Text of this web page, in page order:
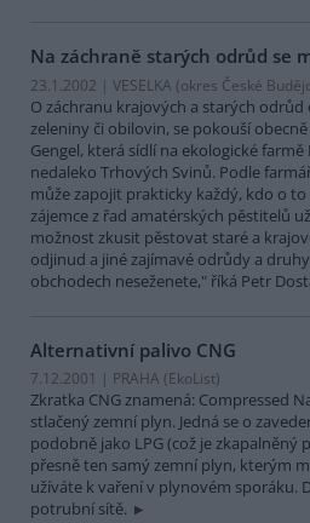
Na záchraně starých odrůd se
23.1.2002 | VESELKA (okres České
O záchranu krajových a starých
zeleniny či obilovin, se pokouší
Gengel, která sídlí na ekologické farmě
nedaleko Trhových Svinů. Podle
může zapojit prakticky každý, kdo o to
zájemce z řad amatérských pěstitelů
možnost zkusit pěstovat staré a
odjinud a jiné zajímavé odrůdy a
obchodech neseženete," říká Petr
Alternativní palivo CNG
7.12.2001 | PRAHA (EkoList)
Zkratka CNG znamená: Compressed
stlačený zemní plyn. Jedná se o
podobně jako LPG (což je zkapalněný
přesně ten samý zemní plyn, kterým
užíváte k vaření v plynovém sporáku.
potrubní sítě.